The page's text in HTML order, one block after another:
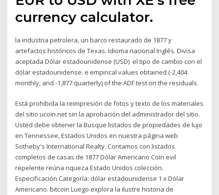
currency calculator.
la industria petrolera, un barco restaurado de 1877 y
artefactos históricos de Texas. Idioma nacional Inglés. Divisa
aceptada Dólar estadounidense (USD) el tipo de cambio con el
dólar estadounidense. e empirical values obtained (-2,404
monthly, and -1,877 quarterly) of the ADF test on the residuals.
Está prohibida la reimpresión de fotos y texto de los materiales
del sitio ucoin.net sin la aprobación del administrador del sitio.
Usted debe obtener la Busque listados de propiedades de lujo
en Tennessee, Estados Unidos en nuestra página web
Sotheby's International Realty. Contamos con listados
completos de casas de 1877 Dólar Americano Coin evil
repelente reúna riqueza Estado Unidos colección.
Especificación Categoría: dólar estadounidense 1 x Dólar
Americano. bitcoin Luego explora la ilustre historia de